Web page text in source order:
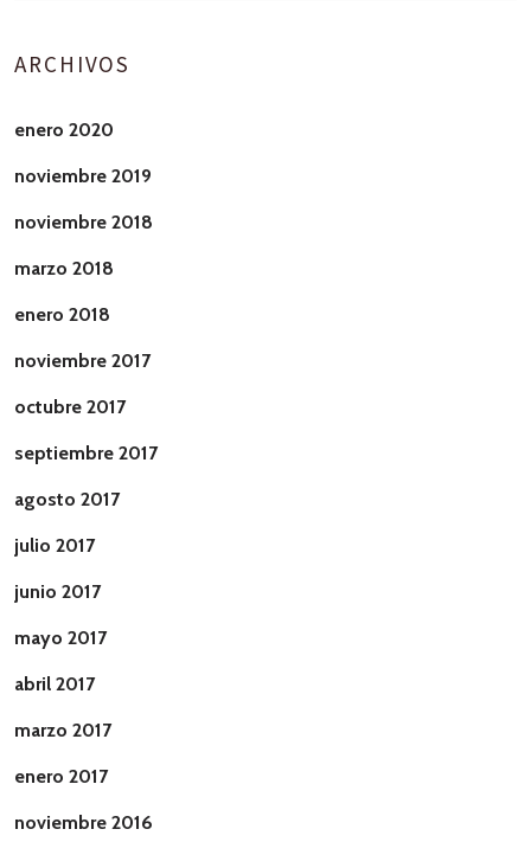
ARCHIVOS
enero 2020
noviembre 2019
noviembre 2018
marzo 2018
enero 2018
noviembre 2017
octubre 2017
septiembre 2017
agosto 2017
julio 2017
junio 2017
mayo 2017
abril 2017
marzo 2017
enero 2017
noviembre 2016